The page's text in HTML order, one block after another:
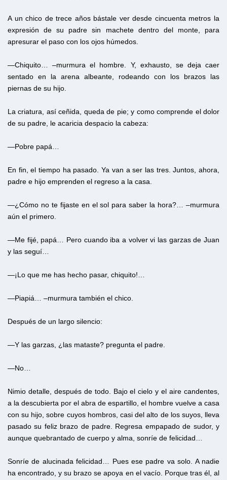
A un chico de trece años bástale ver desde cincuenta metros la
expresión de su padre sin machete dentro del monte, para
apresurar el paso con los ojos húmedos.
—Chiquito… –murmura el hombre. Y, exhausto, se deja caer
sentado en la arena albeante, rodeando con los brazos las
piernas de su hijo.
La criatura, así ceñida, queda de pie; y como comprende el dolor
de su padre, le acaricia despacio la cabeza:
—Pobre papá…
En fin, el tiempo ha pasado. Ya van a ser las tres. Juntos, ahora,
padre e hijo emprenden el regreso a la casa.
—¿Cómo no te fijaste en el sol para saber la hora?… –murmura
aún el primero.
—Me fijé, papá… Pero cuando iba a volver vi las garzas de Juan
y las seguí…
—¡Lo que me has hecho pasar, chiquito!…
—Piapiá… –murmura también el chico.
Después de un largo silencio:
—Y las garzas, ¿las mataste? pregunta el padre.
—No…
Nimio detalle, después de todo. Bajo el cielo y el aire candentes,
a la descubierta por el abra de espartillo, el hombre vuelve a casa
con su hijo, sobre cuyos hombros, casi del alto de los suyos, lleva
pasado su feliz brazo de padre. Regresa empapado de sudor, y
aunque quebrantado de cuerpo y alma, sonríe de felicidad…
Sonríe de alucinada felicidad… Pues ese padre va solo. A nadie
ha encontrado, y su brazo se apoya en el vacío. Porque tras él, al